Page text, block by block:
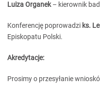
Luiza Organek– kierownik
Konferencję poprowadzi ks.
Episkopatu Polski.
Akredytacje:
Prosimy o przesyłanie